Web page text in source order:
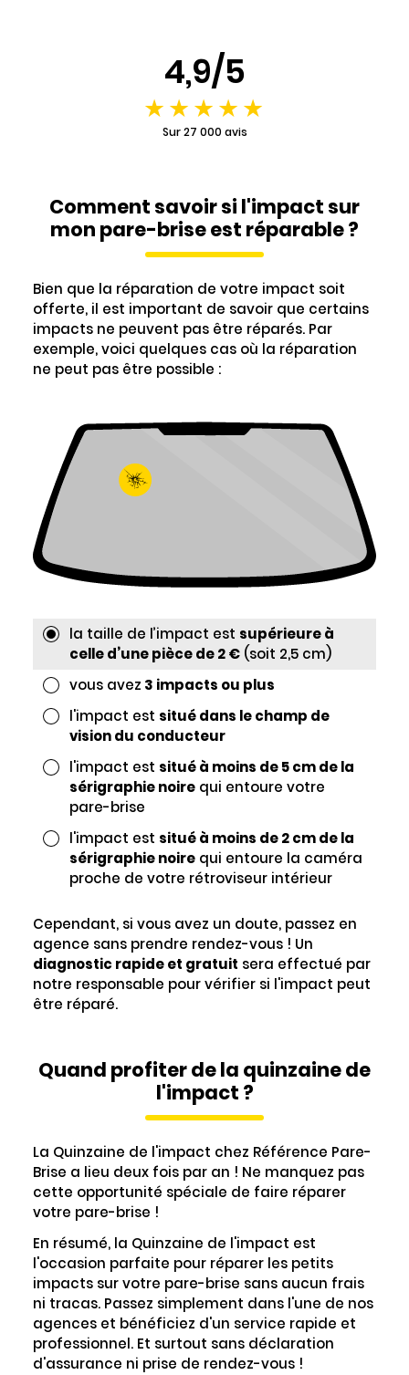
4,9/5
Sur 27 000 avis
Comment savoir si l'impact sur
mon pare-brise est réparable ?
Bien que la réparation de votre impact soit
offerte, il est important de savoir que certains
impacts ne peuvent pas être réparés. Par
exemple, voici quelques cas où la réparation
ne peut pas être possible :
la taille de l’impact est supérieure à
celle d’une pièce de 2 € (soit 2,5 cm)
vous avez 3 impacts ou plus
l'impact est situé dans le champ de
vision du conducteur
l'impact est situé à moins de 5 cm de la
sérigraphie noire qui entoure votre
pare-brise
l'impact est situé à moins de 2 cm de la
sérigraphie noire qui entoure la caméra
proche de votre rétroviseur intérieur
Cependant, si vous avez un doute, passez en
agence sans prendre rendez-vous ! Un
diagnostic rapide et gratuit sera effectué par
notre responsable pour vérifier si l'impact peut
être réparé.
Quand profiter de la quinzaine de
l'impact ?
La Quinzaine de l'impact chez Référence Pare-
Brise a lieu deux fois par an ! Ne manquez pas
cette opportunité spéciale de faire réparer
votre pare-brise !
En résumé, la Quinzaine de l'impact est
l'occasion parfaite pour réparer les petits
impacts sur votre pare-brise sans aucun frais
ni tracas. Passez simplement dans l'une de nos
agences et bénéficiez d'un service rapide et
professionnel. Et surtout sans déclaration
d'assurance ni prise de rendez-vous !